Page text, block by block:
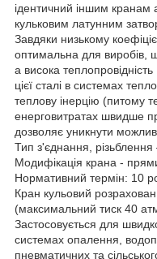
ідентичний іншим кранам
кульковим латунним
Завдяки низькому
оптимальна для виробів,
а висока
цієї сталі в системах
теплову інерцію (питому
енерговитратах швидше
дозволяє уникнути
Тип з'єднання, різьблення
Модифікація крана -
Нормативний термін: 10
Кран кульовий
(максимальний тиск 40
Застосовується для
системах опалення,
пневматичних та